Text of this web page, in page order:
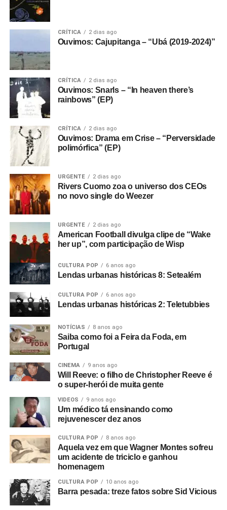
E se ainda não assinou, dá tempo:
newsletter
mail.
CRÍTICA 2 dias ago
Ouvimos: Cajupitanga – “Ubá (2019-2024)”
CRÍTICA 2 dias ago
Ouvimos: Snarls – “In heaven there’s
rainbows” (EP)
CRÍTICA 2 dias ago
Ouvimos: Drama em Crise – “Perversidade
polimórfica” (EP)
URGENTE 2 dias ago
Rivers Cuomo zoa o universo dos CEOs
no novo single do Weezer
URGENTE 2 dias ago
American Football divulga clipe de “Wake
her up”, com participação de Wisp
CULTURA POP 6 anos ago
Lendas urbanas históricas 8: Setealém
CULTURA POP 6 anos ago
Lendas urbanas históricas 2: Teletubbies
NOTÍCIAS 8 anos ago
Saiba como foi a Feira da Foda, em
Portugal
CINEMA 9 anos ago
Will Reeve: o filho de Christopher Reeve é
o super-herói de muita gente
VIDEOS 9 anos ago
Um médico tá ensinando como
rejuvenescer dez anos
CULTURA POP 8 anos ago
Aquela vez em que Wagner Montes sofreu
um acidente de triciclo e ganhou
homenagem
CULTURA POP 10 anos ago
Barra pesada: treze fatos sobre Sid Vicious